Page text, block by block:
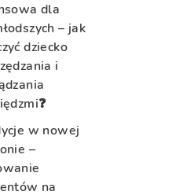
dla
– jak
dziecko
i
w nowej
–
na